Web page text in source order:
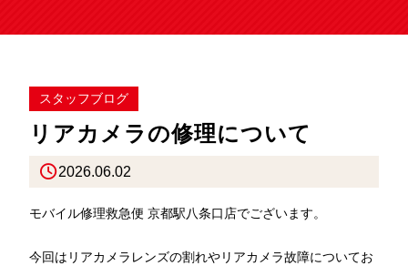
スタッフブログ
リアカメラの修理について
2026.06.02
モバイル修理救急便 京都駅八条口店でございます。
今回はリアカメラレンズの割れやリアカメラ故障についてお